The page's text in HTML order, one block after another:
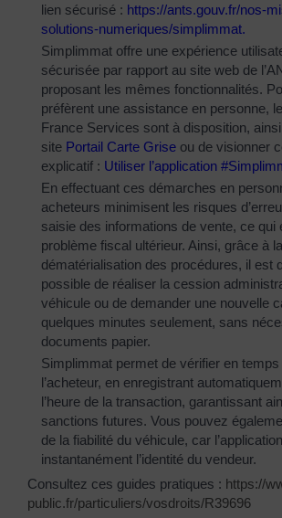
lien sécurisé : https://ants.gouv.fr/nos-
solutions-numeriques/simplimmat.
Simplimmat offre une expérience
sécurisée par rapport au site web de
proposant les mêmes fonctionnalités.
préfèrent une assistance en personne,
France Services sont à disposition,
site Portail Carte Grise ou de visionner
explicatif : Utiliser l’application
En effectuant ces démarches en
acheteurs minimisent les risques
saisie des informations de vente, ce qui
problème fiscal ultérieur. Ainsi, grâce à la
dématérialisation des procédures, il est
possible de réaliser la cession
véhicule ou de demander une nouvelle
quelques minutes seulement, sans
documents papier.
Simplimmat permet de vérifier en temps
l’acheteur, en enregistrant
l’heure de la transaction, garantissant
sanctions futures. Vous pouvez
de la fiabilité du véhicule, car
instantanément l’identité du vendeur.
Consultez ces guides pratiques : https://
public.fr/particuliers/vosdroits/R39696